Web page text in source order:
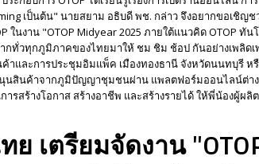
เป็นต้น" นายสยาม อธิบดี พช. กล่าว จึงอยากขอเ
ในงาน "OTOP Midyear 2025 ภายใต้แนวคิด OTOP
ทั่วทุกภูมิภาคของไทยมาให้ ชม ชิม ช้อป กันอย่างเพลิดเ
ค้าและการประชุมอิมแพ็ค เมืองทองธานี จังหวัดนนทบุรี
นสินค้าจากภูมิปัญญาชุมชนผ่าน แพลตฟอร์มออนไลน์ต่า
รสร้างโอกาส สร้างอาชีพ และสร้างรายได้ ให้พี่น้องผู้ผ
ย เตรียมจัดงาน